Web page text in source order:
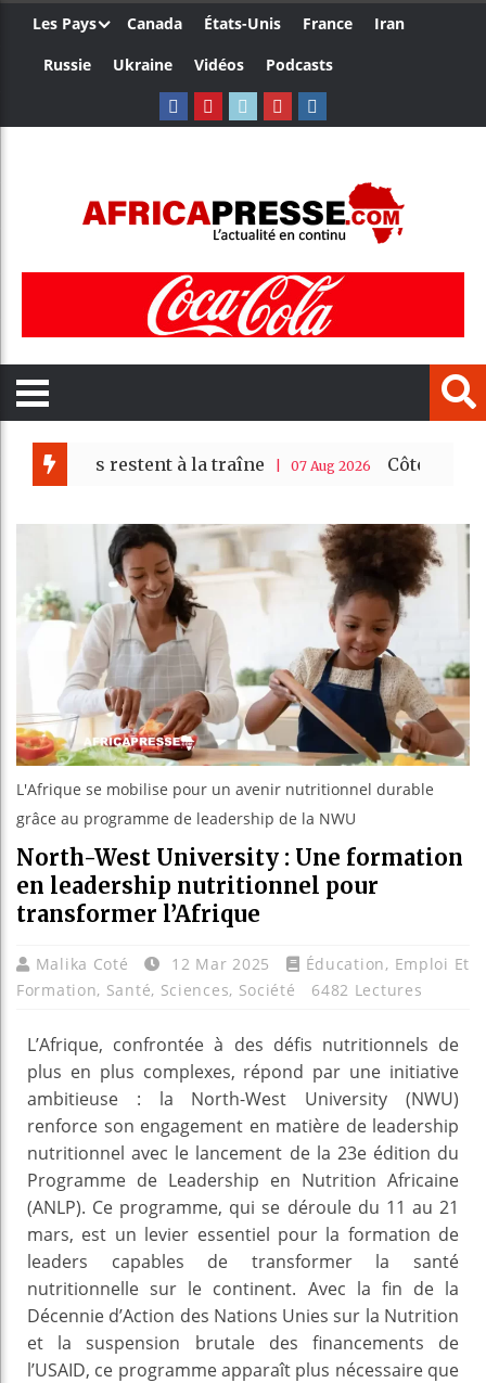
Les Pays Canada États-Unis France
Iran
Russie
Ukraine Vidéos Podcasts
restent à la traîne| 07 Aug 2026 Côte d’Ivoire :
d’un nouvel ordre institutionnel | 07 Aug 2026
| 07 Aug 2026
entre le Canada et l’Afrique | 07 Aug 2026
L'Afrique se mobilise pour un avenir nutritionnel durable
grâce au programme de leadership de la NWU
North-West University : Une formation
en leadership nutritionnel pour
transformer l’Afrique
Malika Coté 12 Mar 2025 Éducation, Emploi Et
Formation, Santé, Sciences, Société 6482 Lectures
L’Afrique, confrontée à des défis nutritionnels de
plus en plus complexes, répond par une initiative
ambitieuse : la North-West University (NWU)
renforce son engagement en matière de leadership
nutritionnel avec le lancement de la 23e édition du
Programme de Leadership en Nutrition Africaine
(ANLP). Ce programme, qui se déroule du 11 au 21
mars, est un levier essentiel pour la formation de
leaders capables de transformer la santé
nutritionnelle sur le continent. Avec la fin de la
Décennie d’Action des Nations Unies sur la Nutrition
et la suspension brutale des financements de
l’USAID, ce programme apparaît plus nécessaire que